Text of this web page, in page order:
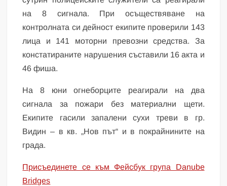
на 8 сигнала. При осъществяване на
контролната си дейност екипите проверили 143
лица и 141 моторни превозни средства. За
констатираните нарушения съставили 16 акта и
46 фиша.
На 8 юни огнеборците реагирали на два
сигнала за пожари без материални щети.
Екипите гасили запалени сухи треви в гр.
Видин – в кв. „Нов път“ и в покрайнините на
града.
Присъединете се към Фейсбук група Danube
Bridges